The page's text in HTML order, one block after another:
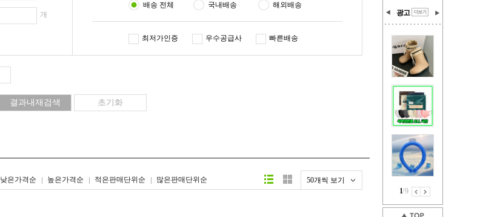
광고
1/9
개
배송 전체 국내배송 해외배송
최저가인증 우수공급사 빠른배송
낮은가격순 높은가격순 적은판매단위순 많은판매단위순 50개씩 보기